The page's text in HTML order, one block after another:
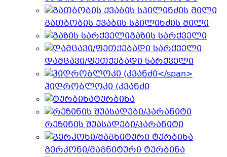
გათბობის ქვაბის სპილინძის მილი
გაზის სარქველი
დამცავი/ფეთქებადი სარქველი
ჰიდრობლოკი (კვანძი
ტურბინა
რეზინის შუასადები/პარანიტი
გერკონი/მაგნიტური ტურბინა